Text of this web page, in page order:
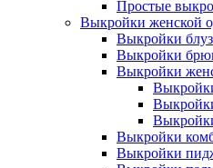
Простые
Выкройки женской
Выкройки
Выкройки
Выкройки
Выкройки
Выкройки